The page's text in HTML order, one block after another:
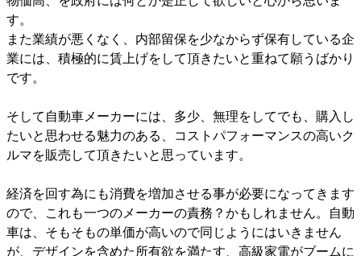
す。
また業績が悪くなく、内部留保を少なからず保有している企
業には、積極的に賃上げをして頂きたいと重ねて願うばかり
です。
そして自動車メーカーには、多少、無理をしてでも、購入し
たいと思わせる魅力のある、コストパフォーマンスの高いク
ルマを販売して頂きたいと思っています。
経済を回す為にも消費を増加させる事が必要になってきます
ので、これも一つのメーカーの責務？かもしれません。自動
車は、そもそもの単価が高いので同じようにはいきません
が、デザインを含めた所有欲を満たす、高級家電がブームに